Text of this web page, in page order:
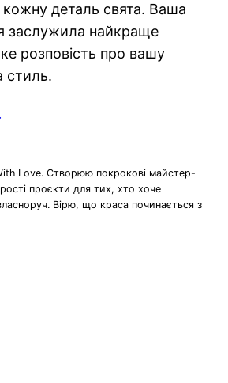
деталь свята. Ваша
заслужила найкраще
розповість про вашу
стиль.
Love. Створюю покрокові майстер-
проєкти для тих, хто хоче
Вірю, що краса починається з